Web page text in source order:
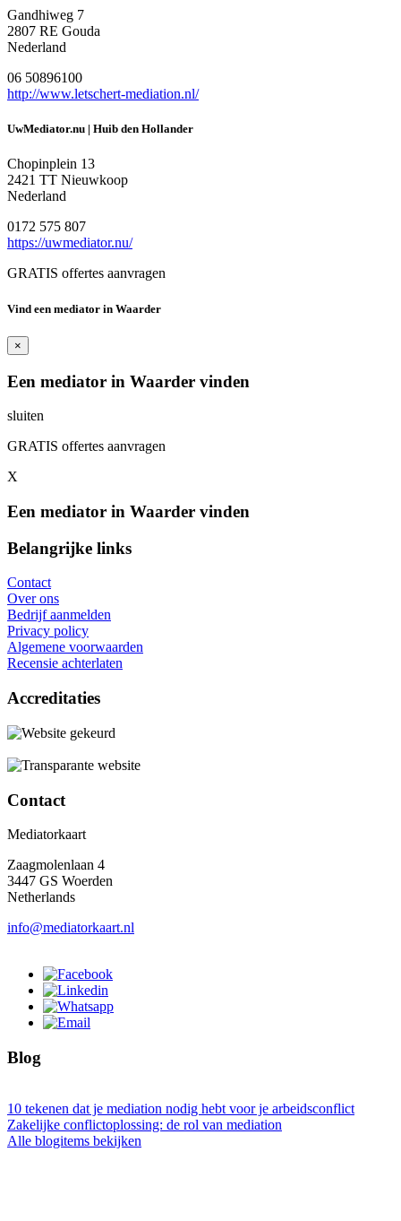
Gandhiweg 7
2807 RE Gouda
Nederland
06 50896100
http://www.letschert-mediation.nl/
UwMediator.nu | Huib den Hollander
Chopinplein 13
2421 TT Nieuwkoop
Nederland
0172 575 807
https://uwmediator.nu/
GRATIS offertes aanvragen
Vind een mediator in Waarder
×
Een mediator in Waarder vinden
sluiten
GRATIS offertes aanvragen
X
Een mediator in Waarder vinden
Belangrijke links
Contact
Over ons
Bedrijf aanmelden
Privacy policy
Algemene voorwaarden
Recensie achterlaten
Accreditaties
Contact
Mediatorkaart
Zaagmolenlaan 4
3447 GS Woerden
Netherlands
info@mediatorkaart.nl
Blog
10 tekenen dat je mediation nodig hebt voor je arbeidsconflict
Zakelijke conflictoplossing: de rol van mediation
Alle blogitems bekijken